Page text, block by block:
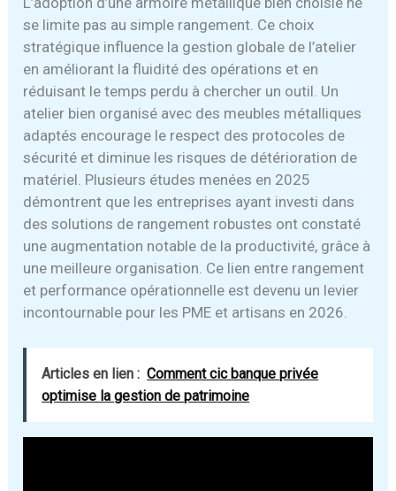
se limite pas au simple rangement. Ce choix
stratégique influence la gestion globale de l’atelier
en améliorant la fluidité des opérations et en
réduisant le temps perdu à chercher un outil. Un
atelier bien organisé avec des meubles métalliques
adaptés encourage le respect des protocoles de
sécurité et diminue les risques de détérioration de
matériel. Plusieurs études menées en 2025
démontrent que les entreprises ayant investi dans
des solutions de rangement robustes ont constaté
une augmentation notable de la productivité, grâce à
une meilleure organisation. Ce lien entre rangement
et performance opérationnelle est devenu un levier
incontournable pour les PME et artisans en 2026.
Articles en lien : Comment cic banque privée
optimise la gestion de patrimoine